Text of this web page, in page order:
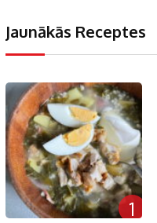
Jaunākās Receptes
1